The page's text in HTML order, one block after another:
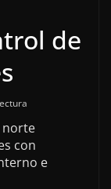
de
norte
con
e